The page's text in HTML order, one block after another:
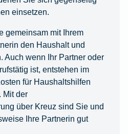
einsetzen.
gemeinsam mit Ihrem
den Haushalt und
Auch wenn Ihr Partner oder
ist, entstehen im
für Haushaltshilfen
Mit der
über Kreuz sind Sie und
Ihre Partnerin gut